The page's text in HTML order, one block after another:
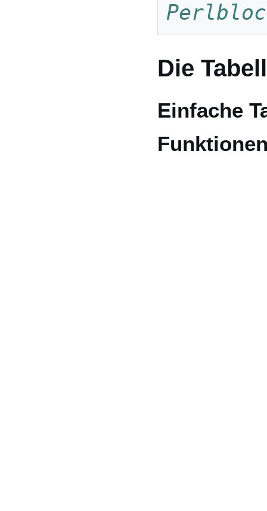
Die
Einfache